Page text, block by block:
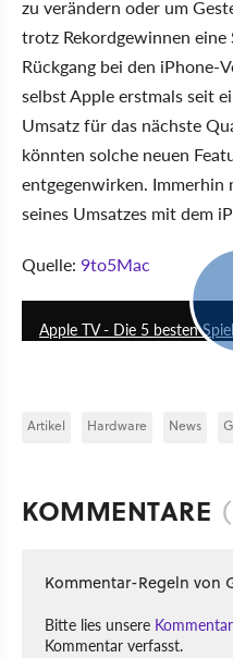
zu verändern oder um
trotz Rekordgewinnen
Rückgang bei den
selbst Apple erstmals seit
Umsatz für das nächste
könnten solche neuen
entgegenwirken.
seines Umsatzes mit dem
Quelle: 9to5Mac
Apple TV - Die 5 besten
Artikel Hardware News
KOMMENTARE
Kommentar-Regeln von
Bitte lies unsere
Kommentar verfasst.